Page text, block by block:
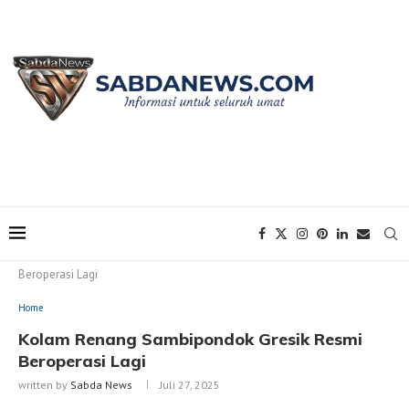
Beroperasi Lagi
Home
Kolam Renang Sambipondok Gresik Resmi
Beroperasi Lagi
written by Sabda News Juli 27, 2025